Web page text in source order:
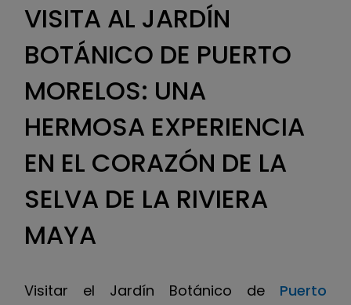
VISITA AL JARDÍN
BOTÁNICO DE PUERTO
MORELOS: UNA
HERMOSA EXPERIENCIA
EN EL CORAZÓN DE LA
SELVA DE LA RIVIERA
MAYA
Visitar el Jardín Botánico de Puerto